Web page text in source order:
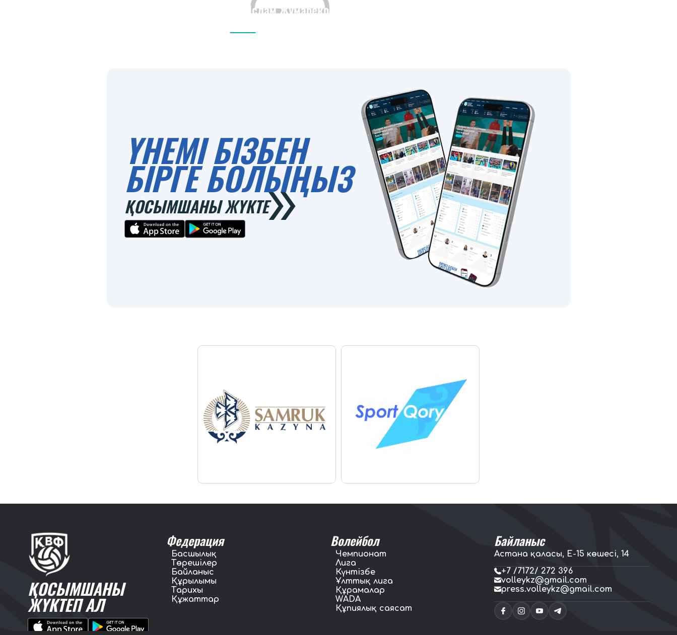
Ислам Жумабеков
ҮНЕМІ БІЗБЕН
БІРГЕ БОЛЫҢЫЗ
ҚОСЫМШАНЫ ЖҮКТЕ
ҚОСЫМШАНЫ
ЖҮКТЕП АЛ
Федерация
Басшылық
Төрешілер
Байланыс
Құрылымы
Тарихы
Құжаттар
Волейбол
Чемпионат
Лига
Күнтізбе
Ұлттық лига
Құрамалар
WADA
Құпиялық саясат
Байланыс
Астана қаласы, E-15 көшесі, 14
+7 /7172/ 272 396
volleykz@gmail.com
press.volleykz@gmail.com